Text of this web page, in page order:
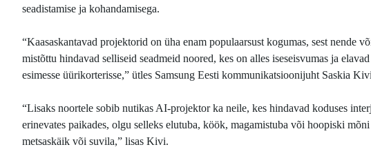
seadistamise ja kohandamisega.
“Kaasaskantavad projektorid on üha enam populaarsust kogumas, sest nende
mistõttu hindavad selliseid seadmeid noored, kes on alles iseseisvumas ja
esimesse üürikorterisse,” ütles Samsung Eesti kommunikatsioonijuht Saskia
“Lisaks noortele sobib nutikas AI-projektor ka neile, kes hindavad koduses
erinevates paikades, olgu selleks elutuba, köök, magamistuba või hoopiski
metsaskäik või suvila,” lisas Kivi.